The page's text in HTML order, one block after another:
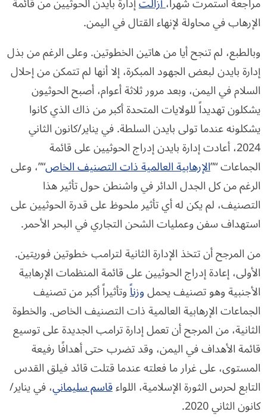
الإرهاب في محاولة لإنهاء القتال في اليمن.
وبالطبع، لم تنجح أيا من هاتين الخطوتين. وعلى الرغم من بذل
إدارة بايدن لبعض الجهود المبكرة، إلا أنها لم تتمكن من إحلال
السلام في اليمن، وبعد مرور ثلاثة أعوام، أصبح الحوثيون
يشكلون تهديداً للولايات المتحدة أكبر من ذاك الذي كانوا
يشكلونه عندما تولى بايدن السلطة. في يناير/كانون الثاني
2024، أعادت إدارة بايدن إدراج الحوثيين على قائمة
الجماعات “”الإرهابية العالمية ذات التصنيف الخاص“”، وعلى
الرغم من كل الجدل الدائر في واشنطن حول تأثير هذا
التصنيف، لم يكن له أي تأثير ملحوظ على قدرة الحوثيين على
استهداف سفن وعمليات الشحن التجاري في البحر الأحمر.
من المرجح أن تتخذ الإدارة الثانية لترامب خطوتين فوريتين.
الأولى، إعادة إدراج الحوثيين على قائمة المنظمات الإرهابية
الأجنبية وهو تصنيف يحملوزناًوتأثيراً أكبر من تصنيف
الجماعات الإرهابية العالمية ذات التصنيف الخاص. والخطوة
الثانية، من المرجح أن تعمل إدارة ترامب الجديدة على توسيع
قائمة الأهداف في اليمن، وقد تضرب حتى أهدافًا رفيعة
المستوى، على غرار ما فعلته عندما قتلت قائد فيلق القدس
التابع لحرس الثورة الإسلامية، اللواءقاسم سليماني، في يناير/
كانون الثاني 2020.